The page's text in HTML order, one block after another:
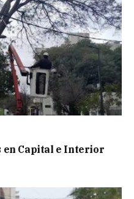
en Capital e Interior